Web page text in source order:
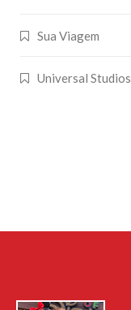
Sua Viagem
Universal Studios